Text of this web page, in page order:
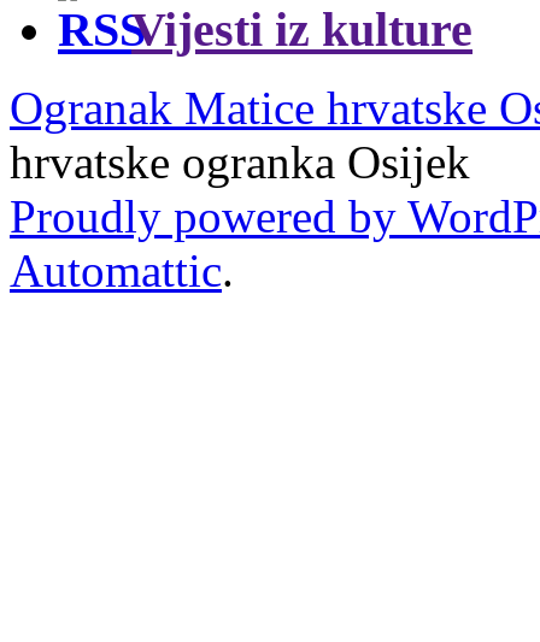
Vijesti iz kulture
Ogranak Matice hrvatske
hrvatske ogranka Osijek
Proudly powered by
Automattic.